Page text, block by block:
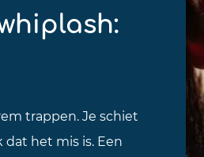
trappen. Je schiet
het mis is. Een